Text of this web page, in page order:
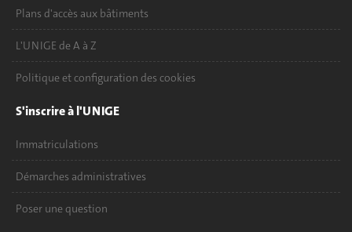
Plans d'accès aux bâtiments
L'UNIGE de A à Z
Politique et configuration des cookies
S'inscrire à l'UNIGE
Immatriculations
Démarches administratives
Poser une question